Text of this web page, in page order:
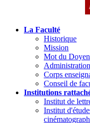
La Faculté
Historique
Mission
Mot du Doyen
Administration
Corps
Conseil de
Institutions
Institut de
Institut